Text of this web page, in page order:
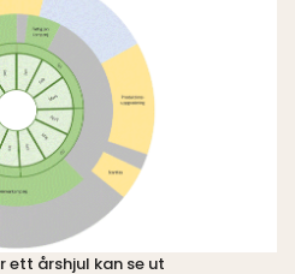
ett årshjul kan se ut